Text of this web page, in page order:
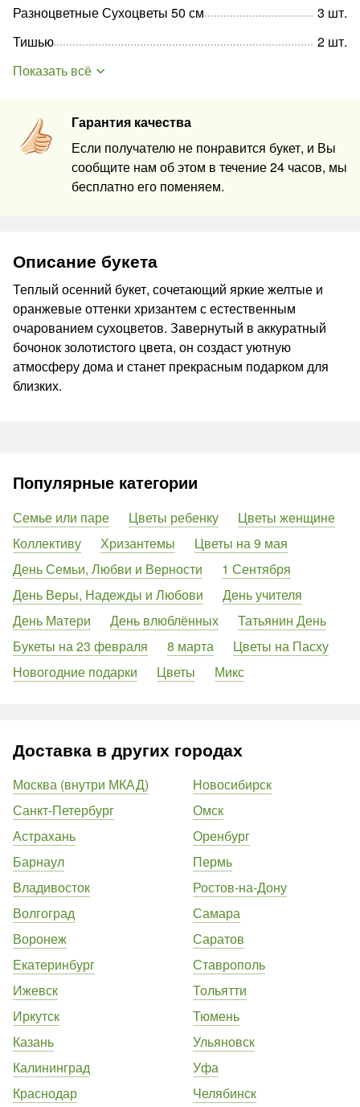
Гарантия качества
Если получателю не понравится букет, и Вы
сообщите нам об этом в течение 24 часов, мы
бесплатно его поменяем.
Разноцветные Сухоцветы 50 см
3 шт.
Тишью
2 шт.
Показать всё
Описание букета
Теплый осенний букет, сочетающий яркие желтые и
оранжевые оттенки хризантем с естественным
очарованием сухоцветов. Завернутый в аккуратный
бочонок золотистого цвета, он создаст уютную
атмосферу дома и станет прекрасным подарком для
близких.
Популярные категории
Семье или паре Цветы ребенку
Цветы женщине
Коллективу
Хризантемы
Цветы на 9 мая
День Семьи, Любви и Верности
1 Сентября
День Веры, Надежды и Любови
День учителя
День Матери
День влюблённых
Татьянин День
Букеты на 23 февраля
8 марта
Цветы на Пасху
Новогодние подарки
Цветы Микс
Доставка в других городах
Москва (внутри МКАД)
Санкт-Петербург
Астрахань
Барнаул
Владивосток
Волгоград
Воронеж
Екатеринбург
Ижевск
Иркутск
Казань
Калининград
Краснодар
Новосибирск
Омск
Оренбург
Пермь
Ростов-на-Дону
Самара
Саратов
Ставрополь
Тольятти
Тюмень
Ульяновск
Уфа
Челябинск